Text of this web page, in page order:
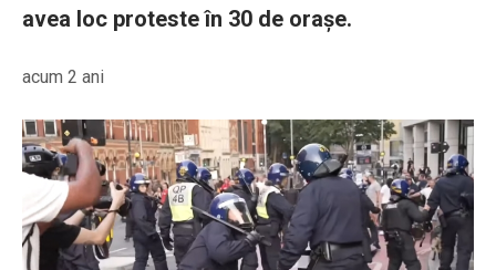
avea loc proteste în 30 de orașe.
acum 2 ani